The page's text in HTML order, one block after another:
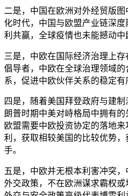
二是，中国在欧洲对外经贸版
化时代，中国与欧盟产业链深
利共赢，全球疫情也未能撼动中
三是，中欧在国际经济治理上
倡导者，中欧在全球治理领域
系，促进中欧伙伴关系的稳定有
四是，随着美国拜登政府与建
朗普时期中美对峙格局中拥有
欧盟需要中欧投资协定的落地
利，获取相较美国的比较优势
手。
五是，中欧并无根本利害冲突
外交政策，不在欧洲谋求霸权